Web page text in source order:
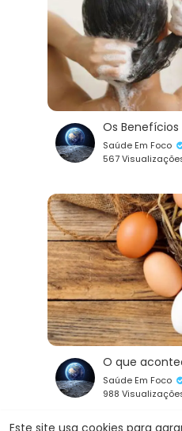
Este site usa cookies para
Saúde Em Foco
567
Saúde Em Foco
988